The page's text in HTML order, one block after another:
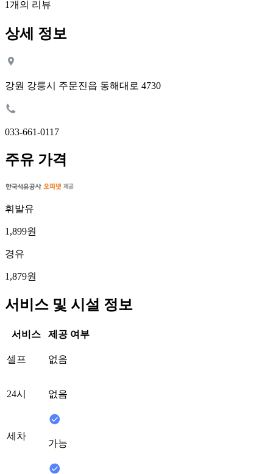
1개의 리뷰
상세 정보
강원 강릉시 주문진읍 동해대로 4730
033-661-0117
주유 가격
휘발유
1,899원
경유
1,879원
서비스 및 시설 정보
서비스 제공 여부
셀프 없음
24시 없음
세차
가능